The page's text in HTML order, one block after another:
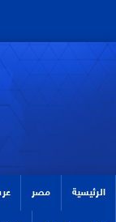
الرئيسية مصر